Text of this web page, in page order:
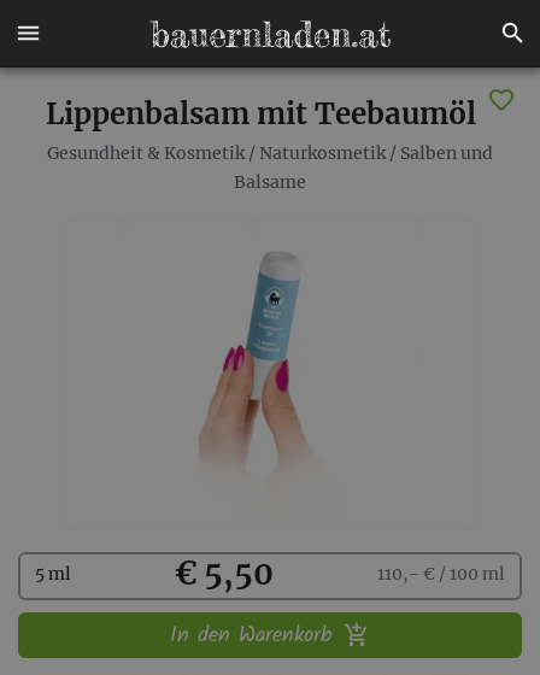
Lippenbalsam mit Teebaumöl
Gesundheit & Kosmetik/ Naturkosmetik/ Salben und
Balsame
Kaufen
5 ml € 5,50 110,- € / 100 ml
In den Warenkorb